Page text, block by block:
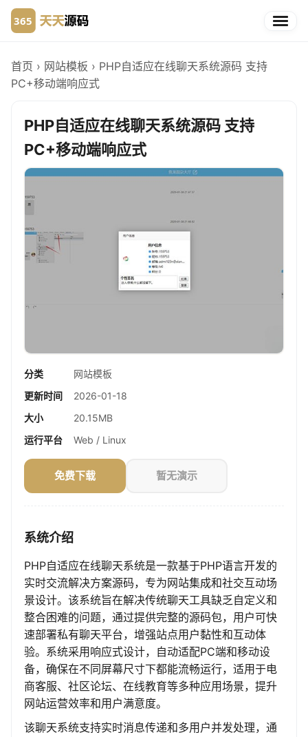
首页 › 网站模板 › PHP自适应在线聊天系统源码 支持
PC+移动端响应式
PHP自适应在线聊天系统源码 支持
PC+移动端响应式
分类
网站模板
更新时间
2026-01-18
大小
20.15MB
运行平台
Web / Linux
免费下载 暂无演示
系统介绍
PHP自适应在线聊天系统是一款基于PHP语言开发的
实时交流解决方案源码，专为网站集成和社交互动场
景设计。该系统旨在解决传统聊天工具缺乏自定义和
整合困难的问题，通过提供完整的源码包，用户可快
速部署私有聊天平台，增强站点用户黏性和互动体
验。系统采用响应式设计，自动适配PC端和移动设
备，确保在不同屏幕尺寸下都能流畅运行，适用于电
商客服、社区论坛、在线教育等多种应用场景，提升
网站运营效率和用户满意度。
该聊天系统支持实时消息传递和多用户并发处理，通